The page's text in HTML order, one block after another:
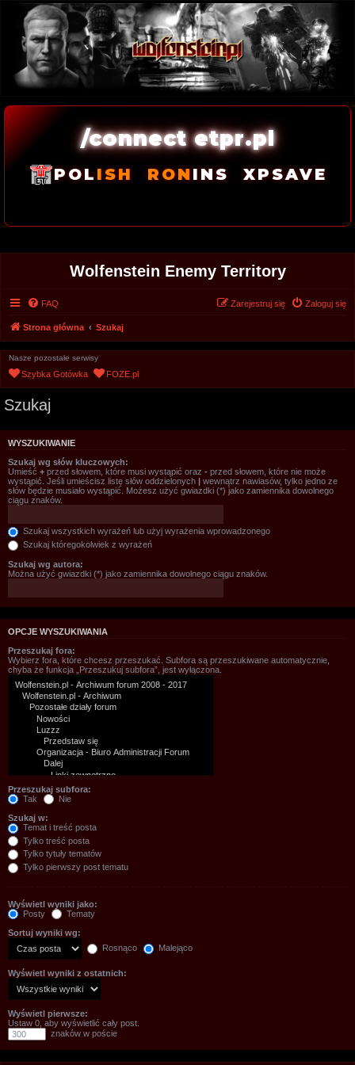
/connect etpr.pl
POL ISH RONINS XPSAVE
Wolfenstein Enemy Territory
FAQ Zaloguj się
Zarejestruj się
Strona główna Szukaj
Nasze pozostałe serwisy
Szybka Gotówka FOZE.pl
Szukaj
WYSZUKIWANIE
Szukaj wg słów kluczowych:
Umieść + przed słowem, które musi wystąpić oraz - przed słowem, które nie może
wystąpić. Jeśli umieścisz listę słów oddzielonych
wewnątrz nawiasów, tylko jedno ze
słów będzie musiało wystąpić. Możesz użyć gwiazdki (*) jako zamiennika dowolnego
ciągu znaków.
Szukaj wszystkich wyrażeń lub użyj wyrażenia wprowadzonego
Szukaj któregokolwiek z wyrażeń
Szukaj wg autora:
Można użyć gwiazdki (*) jako zamiennika dowolnego ciągu znaków.
OPCJE WYSZUKIWANIA
Przeszukaj fora:
Wybierz fora, które chcesz przeszukać. Subfora są przeszukiwane automatycznie,
chyba że funkcja „Przeszukuj subfora”, jest wyłączona.
Przeszukaj subfora:
Tak
Nie
Szukaj w:
Temat i treść posta
Tylko treść posta
Tylko tytuły tematów
Tylko pierwszy post tematu
Wyświetl wyniki jako:
Posty
Tematy
Sortuj wyniki wg:
Rosnąco
Malejąco
Wyświetl wyniki z ostatnich:
Wyświetl pierwsze:
Ustaw 0, aby wyświetlić cały post.
znaków w poście